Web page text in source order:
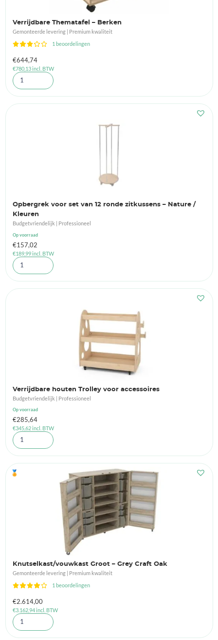
Verrijdbare Thematafel – Berken
Gemonteerde levering | Premium kwaliteit
1 beoordelingen
€644,74
€780,13incl. BTW
Opbergrek voor set van 12 ronde zitkussens – Nature /
Kleuren
Budgetvriendelijk | Professioneel
Op voorraad
€157,02
€189,99incl. BTW
Verrijdbare houten Trolley voor accessoires
Budgetvriendelijk | Professioneel
Op voorraad
€285,64
€345,62incl. BTW
🏅
Knutselkast/vouwkast Groot – Grey Craft Oak
Gemonteerde levering | Premium kwaliteit
1 beoordelingen
€2.614,00
€3.162,94incl. BTW